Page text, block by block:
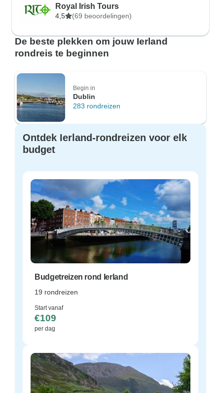
Royal Irish Tours
4,5 (69 beoordelingen)
De beste plekken om jouw Ierland
rondreis te beginnen
Begin in
Dublin
283 rondreizen
Ontdek Ierland-rondreizen voor elk
budget
Budgetreizen rond Ierland
19 rondreizen
Start vanaf
€109
per dag